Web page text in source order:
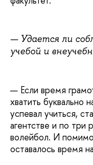
—Удается ли
учебой и
— Если время
хватить буквально
успевал учиться,
агентстве и по три
волейбол. И
оставалось время